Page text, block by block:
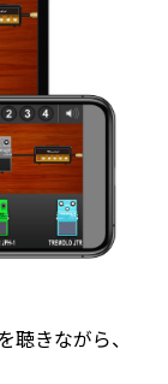
きながら、